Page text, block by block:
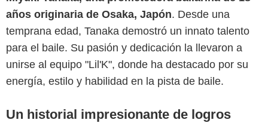
años originaria de Osaka, Japón. Desde una
temprana edad, Tanaka demostró un innato talento
para el baile. Su pasión y dedicación la llevaron a
unirse al equipo "Lil'K", donde ha destacado por su
energía, estilo y habilidad en la pista de baile.
Un historial impresionante de logros